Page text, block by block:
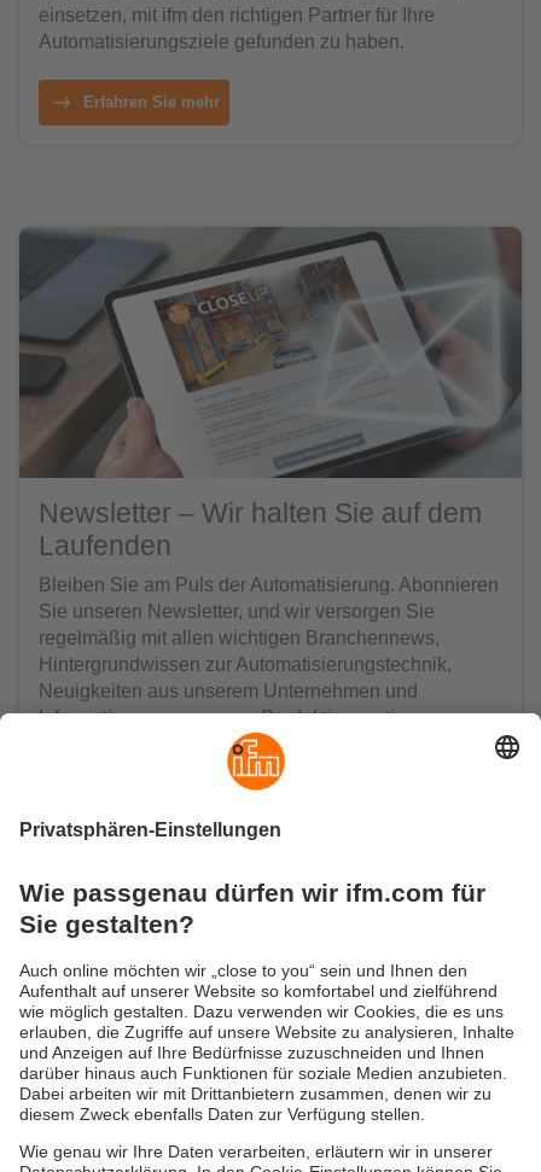
einsetzen, mit ifm den richtigen Partner für Ihre
Automatisierungsziele gefunden zu haben.
Erfahren Sie mehr
Newsletter – Wir halten Sie auf dem
Laufenden
Bleiben Sie am Puls der Automatisierung. Abonnieren
Sie unseren Newsletter, und wir versorgen Sie
regelmäßig mit allen wichtigen Branchennews,
Hintergrundwissen zur Automatisierungstechnik,
Neuigkeiten aus unserem Unternehmen und
Informationen zu unseren Produktinnovationen.
Jetzt ifm-Newsletter abonnieren
Versandkosten
Gewährleistung
Warenrücklieferungen
Kontakt
AGB
Barrierefreiheit
Impressum
Datenschutz